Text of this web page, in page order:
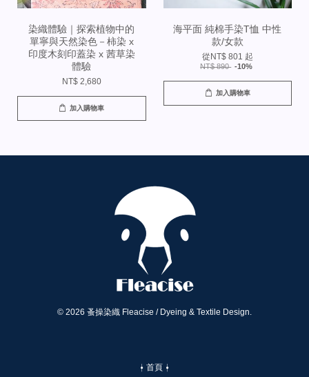
染織體驗｜探索植物中的
單寧與天然染色－柿染 x
印度木刻印蓋染 x 茜草染
體驗
NT$ 2,680
加入購物車
海平面 純棉手染T恤 中性
款/女款
從 NT$ 801 起
NT$ 890 -10%
加入購物車
© 2026 蚤操染織 Fleacise / Dyeing & Textile Design.
⍿ 首頁 ⍿